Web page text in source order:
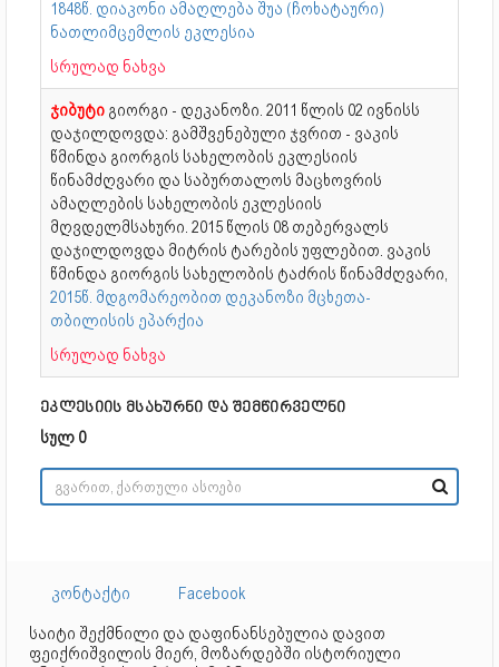
1848წ. დიაკონი ამაღლება შუა (ჩოხატაური)
ნათლიმცემლის ეკლესია
სრულად ნახვა
ჯიბუტი გიორგი - დეკანოზი. 2011 წლის 02 ივნისს
დაჯილდოვდა: გამშვენებული ჯვრით - ვაკის
წმინდა გიორგის სახელობის ეკლესიის
წინამძღვარი და საბურთალოს მაცხოვრის
ამაღლების სახელობის ეკლესიის
მღვდელმსახური. 2015 წლის 08 თებერვალს
დაჯილდოვდა მიტრის ტარების უფლებით. ვაკის
წმინდა გიორგის სახელობის ტაძრის წინამძღვარი,
2015წ. მდგომარეობით დეკანოზი მცხეთა-
თბილისის ეპარქია
სრულად ნახვა
ეკლესიის მსახურნი და შემწირველნი
სულ 0
კონტაქტი
Facebook
საიტი შექმნილი და დაფინანსებულია დავით
ფეიქრიშვილის მიერ, მოზარდებში ისტორიული